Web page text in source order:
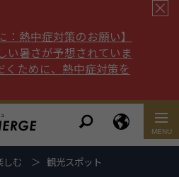
：熱中症対策のお願い】
い暑さが予想されていま
くために、熱中症対策を
しむ 観光スポット